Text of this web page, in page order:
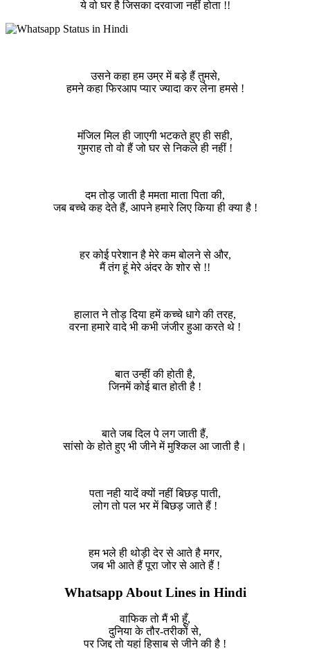
ये वो घर है जिसका दरवाजा नहीं होता !!
उसने कहा हम उम्र में बड़े हैं तुमसे,
हमने कहा फिरआप प्यार ज्यादा कर लेना हमसे !
मंजिल मिल ही जाएगी भटकते हुए ही सही,
गुमराह तो वो हैं जो घर से निकले ही नहीं !
दम तोड़ जाती है ममता माता पिता की,
जब बच्चे कह देते हैं, आपने हमारे लिए किया ही क्या है !
हर कोई परेशान है मेरे कम बोलने से और,
मैं तंग हूं मेरे अंदर के शोर से !!
हालात ने तोड़ दिया हमें कच्चे धागे की तरह,
वरना हमारे वादे भी कभी जंजीर हुआ करते थे !
बात उन्हीं की होती है,
जिनमें कोई बात होती है !
बाते जब दिल पे लग जाती हैं,
सांसो के होते हुए भी जीने में मुश्किल आ जाती है।
पता नही यादें क्यों नहीं बिछड़ पाती,
लोग तो पल भर में बिछड़ जाते हैं !
हम भले ही थोड़ी देर से आते है मगर,
जब भी आते हैं पूरा जोर से आते हैं !
Whatsapp About Lines in Hindi
वाफिक तो मैं भी हूँ,
दुनिया के तौर-तरीकों से,
पर जिद्द तो यहां हिसाब से जीने की है !